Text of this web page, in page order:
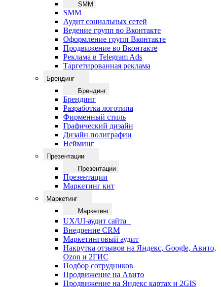
SMM
SMM
Аудит социальных сетей
Ведение групп во Вконтакте
Оформление групп Вконтакте
Продвижение во Вконтакте
Реклама в Telegram Ads
Таргетированная реклама
Брендинг
Брендинг
Брендинг
Разработка логотипа
Фирменный стиль
Графический дизайн
Дизайн полиграфии
Нейминг
Презентации
Презентации
Презентации
Маркетинг кит
Маркетинг
Маркетинг
UX/UI-аудит сайта
Внедрение CRM
Маркетинговый аудит
Накрутка отзывов на Яндекс, Google, Авито,
Ozon и 2ГИС
Подбор сотрудников
Продвижение на Авито
Продвижение на Яндекс картах и 2GIS